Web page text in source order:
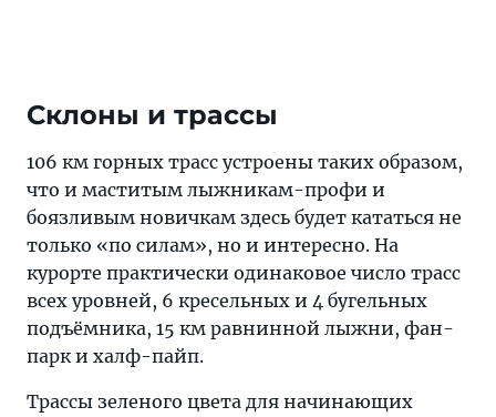
Склоны и трассы
106 км горных трасс устроены таких образом,
что и маститым лыжникам-профи и
боязливым новичкам здесь будет кататься не
только «по силам», но и интересно. На
курорте практически одинаковое число трасс
всех уровней, 6 кресельных и 4 бугельных
подъёмника, 15 км равнинной лыжни, фан-
парк и халф-пайп.
Трассы зеленого цвета для начинающих